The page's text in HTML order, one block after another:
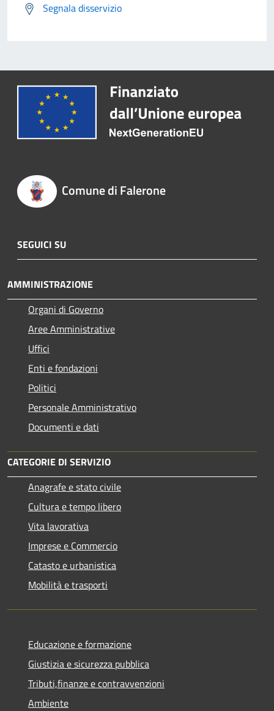
Segnala disservizio
Comune di Falerone
SEGUICI SU
AMMINISTRAZIONE
Organi di Governo
Aree Amministrative
Uffici
Enti e fondazioni
Politici
Personale Amministrativo
Documenti e dati
CATEGORIE DI SERVIZIO
Anagrafe e stato civile
Cultura e tempo libero
Vita lavorativa
Imprese e Commercio
Catasto e urbanistica
Mobilità e trasporti
Educazione e formazione
Giustizia e sicurezza pubblica
Tributi,finanze e contravvenzioni
Ambiente